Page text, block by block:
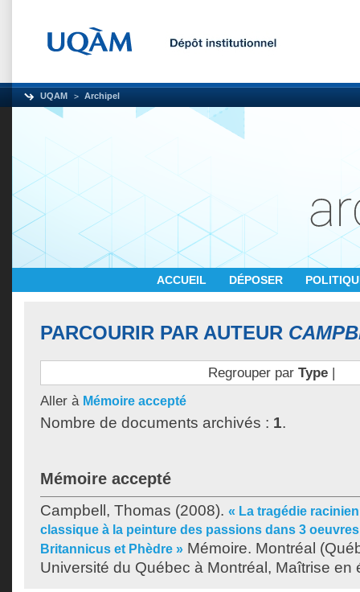
UQAM Archipel
ACCUEIL DÉPOSER
PARCOURIR PAR AUTEUR
Regrouper par Type|
Aller à Mémoire accepté
Nombre de documents archivés : 1.
Mémoire accepté
Campbell, Thomas (2008). « La tragédie
classique à la peinture des passions dans 3
Britannicus et Phèdre » Mémoire. Montréal
Université du Québec à Montréal, Maîtrise en